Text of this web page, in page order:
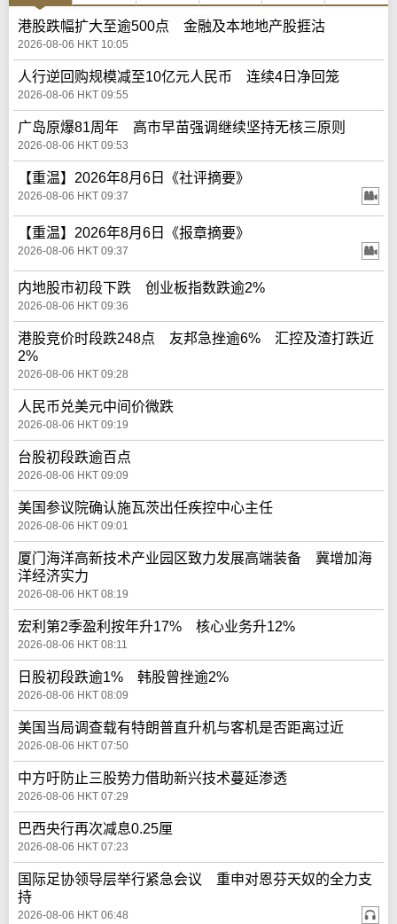
港股跌幅扩大至逾500点 金融及本地地产股捱沽
2026-08-06 HKT 10:05
人行逆回购规模减至10亿元人民币 连续4日净回笼
2026-08-06 HKT 09:55
广岛原爆81周年 高市早苗强调继续坚持无核三原则
2026-08-06 HKT 09:53
【重温】2026年8月6日《社评摘要》
2026-08-06 HKT 09:37
【重温】2026年8月6日《报章摘要》
2026-08-06 HKT 09:37
内地股市初段下跌 创业板指数跌逾2%
2026-08-06 HKT 09:36
港股竞价时段跌248点 友邦急挫逾6% 汇控及渣打跌近
2%
2026-08-06 HKT 09:28
人民币兑美元中间价微跌
2026-08-06 HKT 09:19
台股初段跌逾百点
2026-08-06 HKT 09:09
美国参议院确认施瓦茨出任疾控中心主任
2026-08-06 HKT 09:01
厦门海洋高新技术产业园区致力发展高端装备 冀增加海
洋经济实力
2026-08-06 HKT 08:19
宏利第2季盈利按年升17% 核心业务升12%
2026-08-06 HKT 08:11
日股初段跌逾1% 韩股曾挫逾2%
2026-08-06 HKT 08:09
美国当局调查载有特朗普直升机与客机是否距离过近
2026-08-06 HKT 07:50
中方吁防止三股势力借助新兴技术蔓延渗透
2026-08-06 HKT 07:29
巴西央行再次减息0.25厘
2026-08-06 HKT 07:23
国际足协领导层举行紧急会议 重申对恩芬天奴的全力支
持
2026-08-06 HKT 06:48